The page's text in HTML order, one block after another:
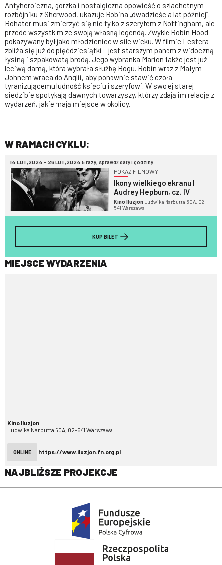
Antyheroiczna, gorzka i nostalgiczna opowieść o szlachetnym
rozbójniku z Sherwood, ukazuje Robina „dwadzieścia lat później”.
Bohater musi zmierzyć się nie tylko z szeryfem z Nottingham, ale
przede wszystkim ze swoją własną legendą. Zwykle Robin Hood
pokazywany był jako młodzieniec w sile wieku. W filmie Lestera
zbliża się już do pięćdziesiątki – jest starszym panem z widoczną
łysiną i szpakowatą brodą. Jego wybranka Marion także jest już
leciwą damą, która wybrała służbę Bogu. Robin wraz z Małym
Johnem wraca do Anglii, aby ponownie stawić czoła
tyranizującemu ludność księciu i szeryfowi. W swojej starej
siedzibie spotykają dawnych towarzyszy, którzy zdają im relację z
wydarzeń, jakie mają miejsce w okolicy.
W RAMACH CYKLU:
14 LUT,2024 - 26 LUT,2024 5 razy, sprawdź daty i godziny
POKAZ FILMOWY
Ikony wielkiego ekranu |
Audrey Hepburn, cz. IV
Kino Iluzjon Ludwika Narbutta 50A, 02-
541 Warszawa
KUP BILET
MIEJSCE WYDARZENIA
Kino Iluzjon
Ludwika Narbutta 50A, 02-541 Warszawa
ONLINE https://www.iluzjon.fn.org.pl
NAJBLIŻSZE PROJEKCJE